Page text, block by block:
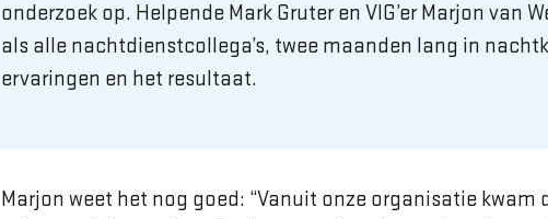
onderzoek op. Helpende Mark Gruter en VIG’er Marjon van
als alle nachtdienstcollega’s, twee maanden lang in
ervaringen en het resultaat.
Marjon weet het nog goed: “Vanuit onze organisatie kwam